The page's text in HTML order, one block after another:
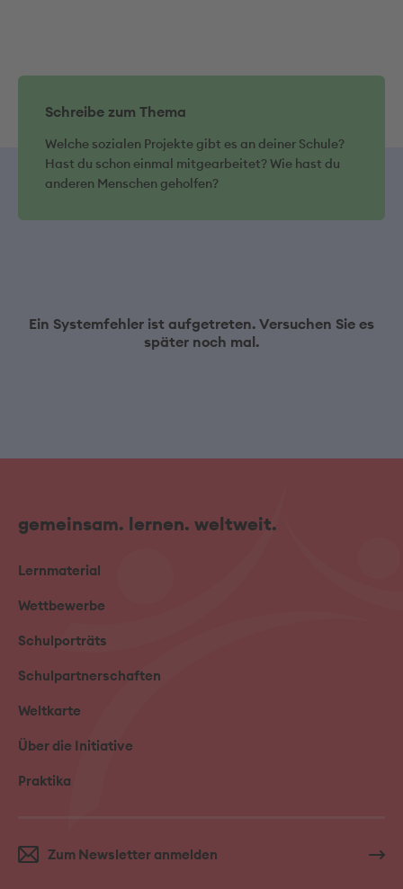
Schreibe zum Thema
Welche sozialen Projekte gibt es an deiner Schule?
Hast du schon einmal mitgearbeitet? Wie hast du
anderen Menschen geholfen?
Ein Systemfehler ist aufgetreten. Versuchen Sie es
später noch mal.
gemeinsam. lernen. weltweit.
Lernmaterial
Wettbewerbe
Schulporträts
Schulpartnerschaften
Weltkarte
Über die Initiative
Praktika
Zum Newsletter anmelden